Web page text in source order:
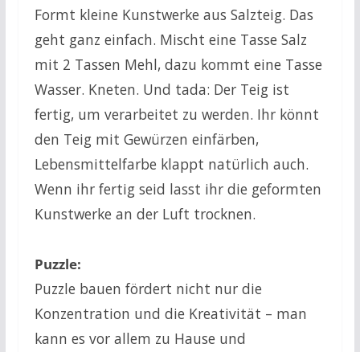
Formt kleine Kunstwerke aus Salzteig. Das
geht ganz einfach. Mischt eine Tasse Salz
mit 2 Tassen Mehl, dazu kommt eine Tasse
Wasser. Kneten. Und tada: Der Teig ist
fertig, um verarbeitet zu werden. Ihr könnt
den Teig mit Gewürzen einfärben,
Lebensmittelfarbe klappt natürlich auch.
Wenn ihr fertig seid lasst ihr die geformten
Kunstwerke an der Luft trocknen.
Puzzle:
Puzzle bauen fördert nicht nur die
Konzentration und die Kreativität – man
kann es vor allem zu Hause und